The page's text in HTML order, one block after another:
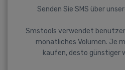
Senden Sie SMS über
Smstools verwendet
monatliches Volumen. Je
kaufen, desto günstiger